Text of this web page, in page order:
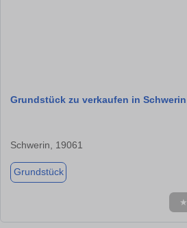
Grundstück zu verkaufen in Schwerin
Schwerin, 19061
Grundstück
★